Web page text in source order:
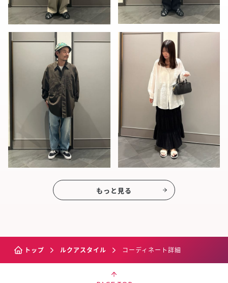
もっと見る
トップ ルクアスタイル コーディネート詳細